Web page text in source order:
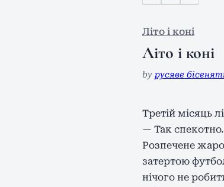
Літо і коні
Літо і коні
by русяве
Третій місяць
— Так
Розпечене
затертою
нічого не